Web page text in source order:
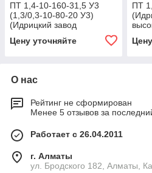
ПТ 1,4-10-160-31,5 У3
(1,3/0,3-10-80-20 У3)
(Идрицкий завод
аппаратуры)
Цену уточняйте
ПТ
О нас
Рейтинг не сформирован
Менее 5 отзывов за
Работает с 26.04.2011
г. Алматы
ул. Бродского 182, Алматы,